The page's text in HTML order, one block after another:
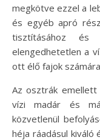
megkötve ezzel a
és egyéb apró
tisztításához és
elengedhetetlen a
ott élő fajok
Az osztrák emellett
vízi madár és
közvetlenül
héja ráadásul kiváló